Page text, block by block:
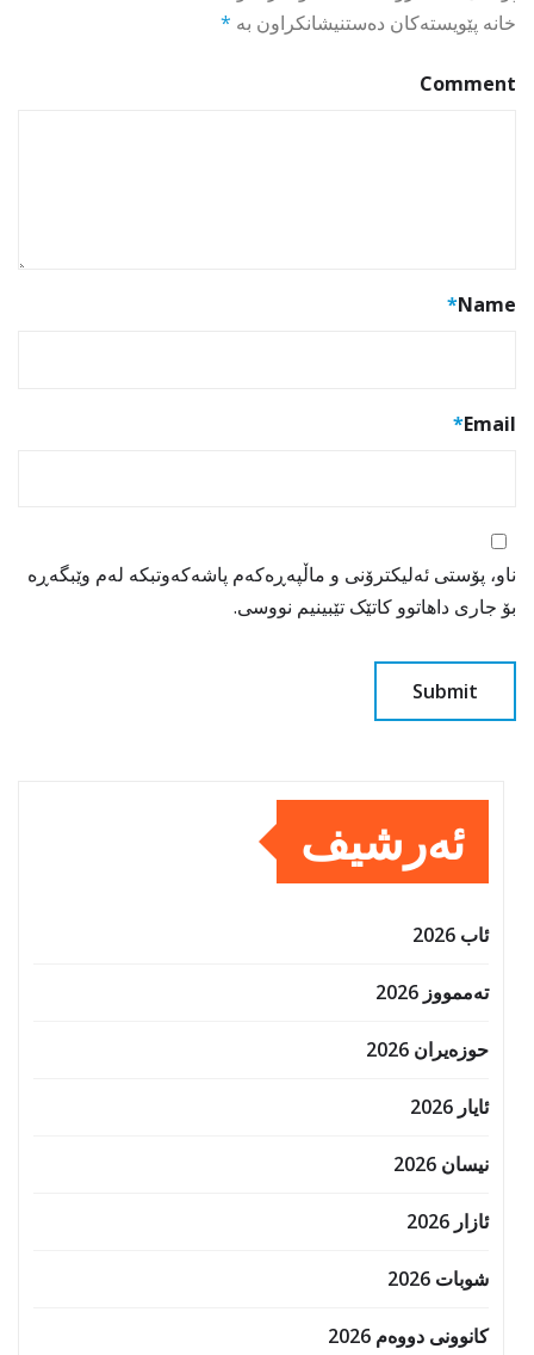
خانە پێویستەکان دەستنیشانکراون بە *
Comment
Name
*
Email
*
ناو، پۆستی ئەلیکترۆنی و ماڵپەڕەکەم پاشەکەوتبکە لەم وێبگەڕە
بۆ جاری داهاتوو کاتێک تێبینیم نووسی.
ئەرشیف
ئاب 2026
تەممووز 2026
حوزه‌یران 2026
ئایار 2026
نیسان 2026
ئازار 2026
شوبات 2026
کانوونی دووەم 2026